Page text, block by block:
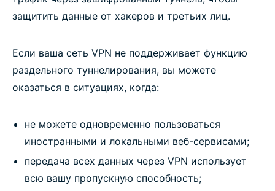
Как работает функция раздельного
туннелирования в приложениях ExpressVPN?
Приложения с раздельным туннелированием
Попробуйте VPN №1 с раздельным
VPN split tunneling: Route traffic your way with
ExpressVPN
защитить данные от хакеров и третьих лиц.
Если ваша сеть VPN не поддерживает функцию
раздельного туннелирования, вы можете
оказаться в ситуациях, когда:
не можете одновременно пользоваться
иностранными и локальными веб-сервисами;
передача всех данных через VPN использует
всю вашу пропускную способность;